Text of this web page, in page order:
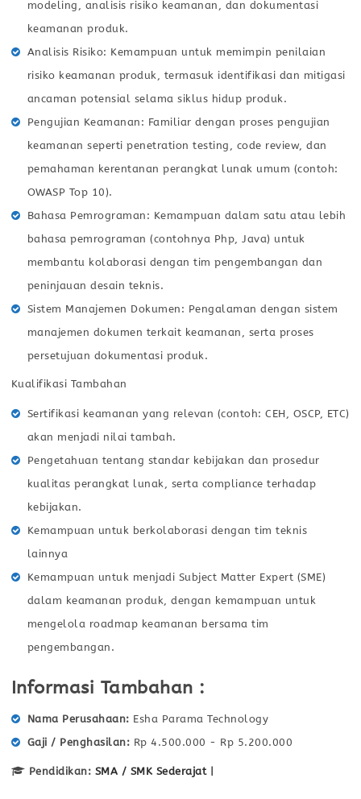
modeling, analisis risiko keamanan, dan dokumentasi
keamanan produk.
Analisis Risiko: Kemampuan untuk memimpin penilaian
risiko keamanan produk, termasuk identifikasi dan mitigasi
ancaman potensial selama siklus hidup produk.
Pengujian Keamanan: Familiar dengan proses pengujian
keamanan seperti penetration testing, code review, dan
pemahaman kerentanan perangkat lunak umum (contoh:
OWASP Top 10).
Bahasa Pemrograman: Kemampuan dalam satu atau lebih
bahasa pemrograman (contohnya Php, Java) untuk
membantu kolaborasi dengan tim pengembangan dan
peninjauan desain teknis.
Sistem Manajemen Dokumen: Pengalaman dengan sistem
manajemen dokumen terkait keamanan, serta proses
persetujuan dokumentasi produk.
Kualifikasi Tambahan
Sertifikasi keamanan yang relevan (contoh: CEH, OSCP, ETC)
akan menjadi nilai tambah.
Pengetahuan tentang standar kebijakan dan prosedur
kualitas perangkat lunak, serta compliance terhadap
kebijakan.
Kemampuan untuk berkolaborasi dengan tim teknis
lainnya
Kemampuan untuk menjadi Subject Matter Expert (SME)
dalam keamanan produk, dengan kemampuan untuk
mengelola roadmap keamanan bersama tim
pengembangan.
Informasi Tambahan :
Nama Perusahaan
Esha Parama Technology
Gaji / Penghasilan
Rp 4.500.000 - Rp 5.200.000
Pendidikan: SMA / SMK Sederajat|